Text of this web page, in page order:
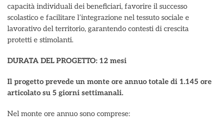
capacità individuali dei beneficiari, favorire il successo
scolastico e facilitare l’integrazione nel tessuto sociale e
lavorativo del territorio, garantendo contesti di crescita
protetti e stimolanti.
DURATA DEL PROGETTO: 12 mesi
Il progetto prevede un monte ore annuo totale di 1.145 ore
articolato su 5 giorni settimanali.
Nel monte ore annuo sono comprese: